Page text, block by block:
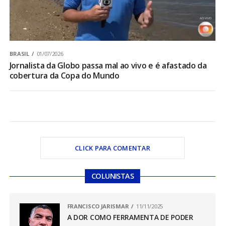
BRASIL 01/07/2026
Jornalista da Globo passa mal ao vivo e é afastado da
cobertura da Copa do Mundo
CLICK PARA COMENTAR
COLUNISTAS
FRANCISCO JARISMAR 11/11/2025
A DOR COMO FERRAMENTA DE PODER